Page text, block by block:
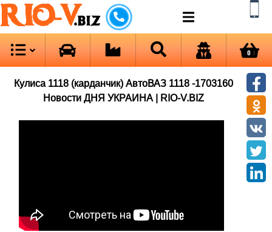
RIO-V.biz
0
Кулиса 1118 (карданчик) АвтоВАЗ 1118 -1703160
Новости ДНЯ УКРАИНА | RIO-V.BIZ